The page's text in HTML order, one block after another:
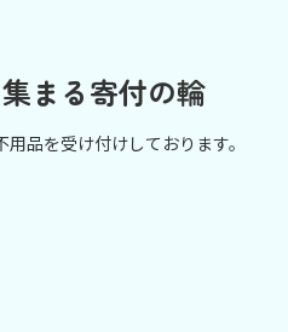
まる寄付の輪
品を受け付けしております。